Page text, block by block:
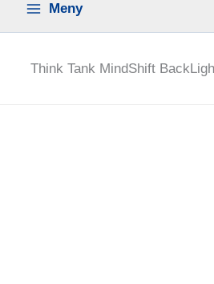
Meny
Think Tank MindShift